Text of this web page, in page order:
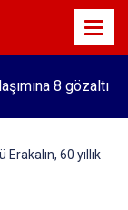
8 gözaltı
Erakalın, 60 yıllık